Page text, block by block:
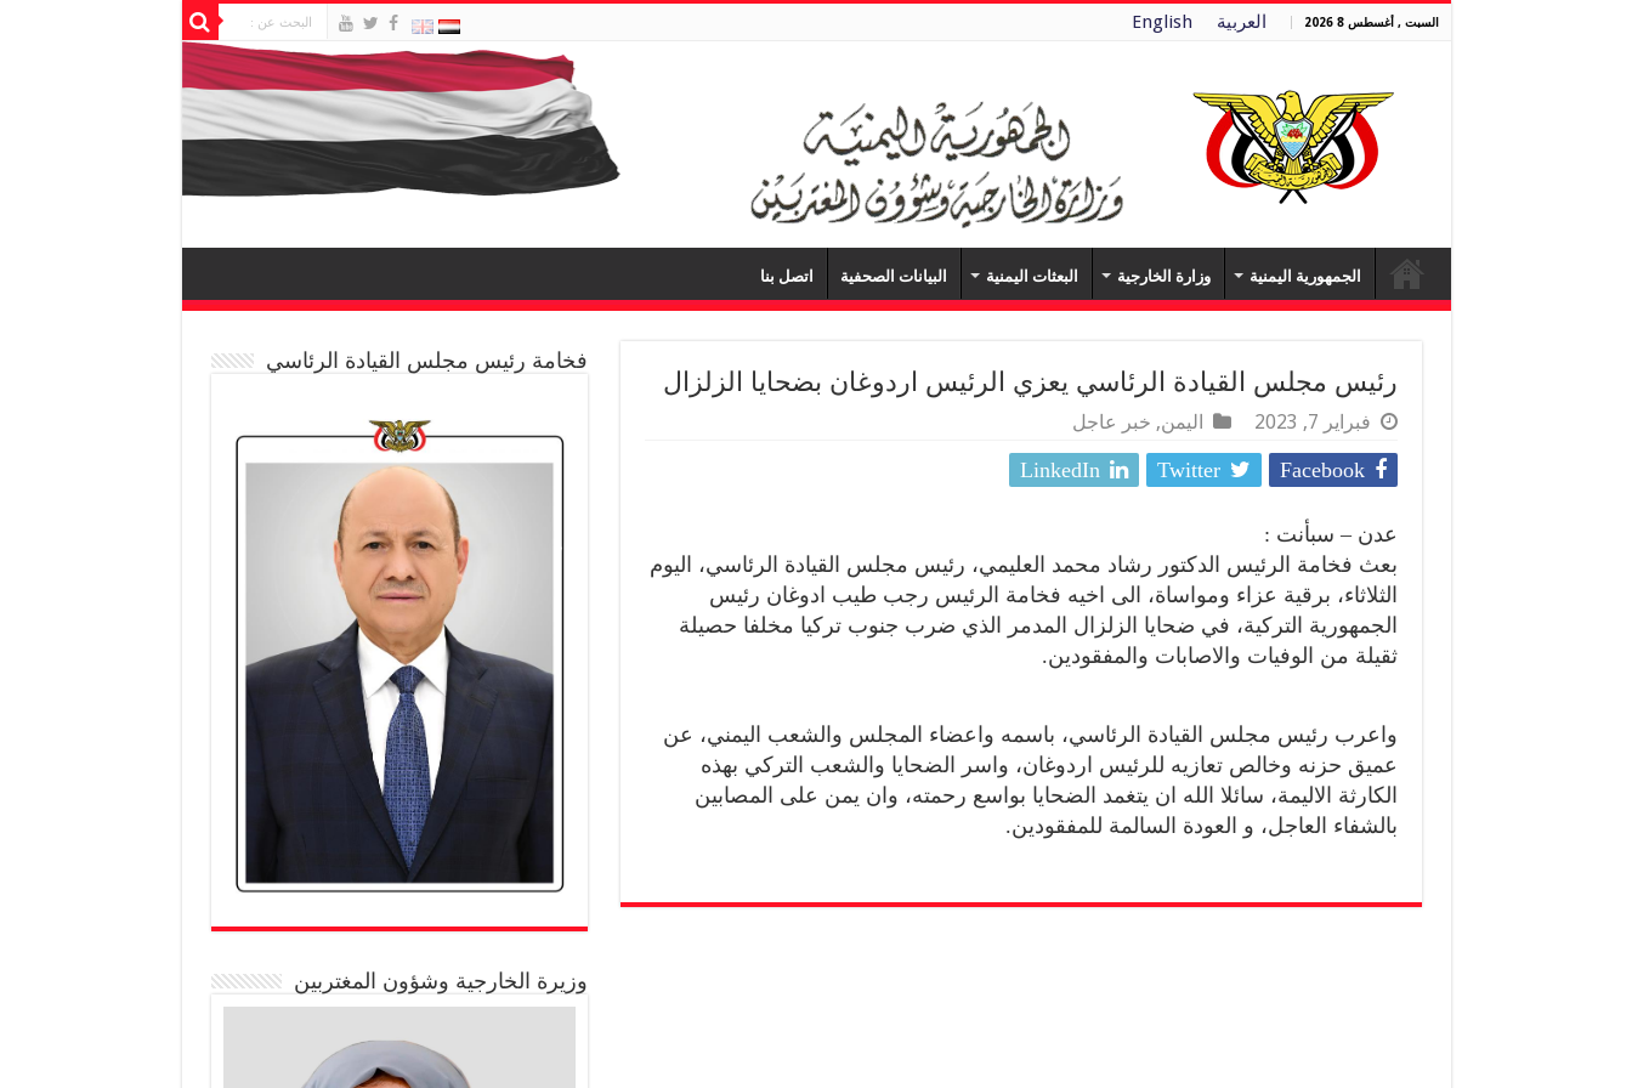
السبت , أغسطس 8 2026 العربية English
الجمهورية اليمنية وزارة الخارجية البعثات اليمنية البيانات الصحفية اتصل بنا
رئيس مجلس القيادة الرئاسي يعزي الرئيس اردوغان بضحايا الزلزال
فبراير 7, 2023 اليمن, خبر عاجل
Facebook
Twitter
LinkedIn
عدن – سبأنت :
بعث فخامة الرئيس الدكتور رشاد محمد العليمي، رئيس مجلس القيادة الرئاسي، اليوم
الثلاثاء، برقية عزاء ومواساة، الى اخيه فخامة الرئيس رجب طيب ادوغان رئيس
الجمهورية التركية، في ضحايا الزلزال المدمر الذي ضرب جنوب تركيا مخلفا حصيلة
ثقيلة من الوفيات والاصابات والمفقودين.
واعرب رئيس مجلس القيادة الرئاسي، باسمه واعضاء المجلس والشعب اليمني، عن
عميق حزنه وخالص تعازيه للرئيس اردوغان، واسر الضحايا والشعب التركي بهذه
الكارثة الاليمة، سائلا الله ان يتغمد الضحايا بواسع رحمته، وان يمن على المصابين
بالشفاء العاجل، و العودة السالمة للمفقودين.
فخامة رئيس مجلس القيادة الرئاسي
وزيرة الخارجية وشؤون المغتربين